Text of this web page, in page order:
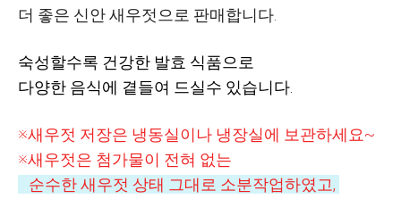
더 좋은 신안 새우젓으로 판매합니다.
숙성할수록 건강한 발효 식품으로
다양한 음식에 곁들여 드실수 있습니다.
※새우젓 저장은 냉동실이나 냉장실에 보관하세요~
※새우젓은 첨가물이 전혀 없는
순수한 새우젓 상태 그대로 소분작업하였고,